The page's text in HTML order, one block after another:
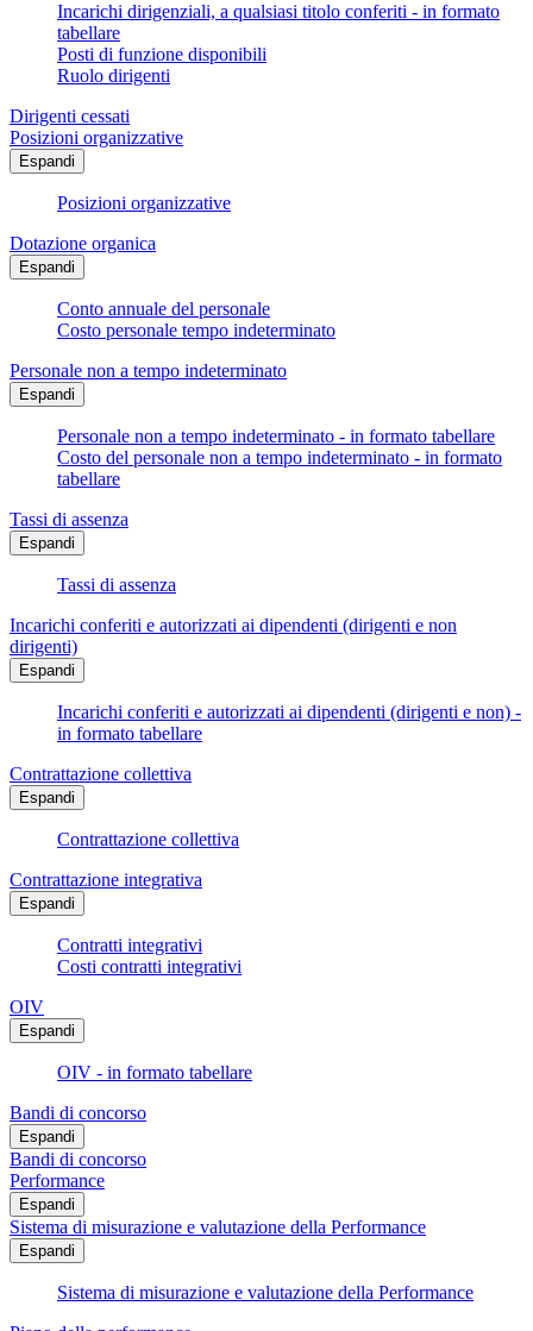
Incarichi dirigenziali, a qualsiasi titolo conferiti - in formato
tabellare
Posti di funzione disponibili
Ruolo dirigenti
Dirigenti cessati
Posizioni organizzative
Espandi
Posizioni organizzative
Dotazione organica
Espandi
Conto annuale del personale
Costo personale tempo indeterminato
Personale non a tempo indeterminato
Espandi
Personale non a tempo indeterminato - in formato tabellare
Costo del personale non a tempo indeterminato - in formato
tabellare
Tassi di assenza
Espandi
Tassi di assenza
Incarichi conferiti e autorizzati ai dipendenti (dirigenti e non
dirigenti)
Espandi
Incarichi conferiti e autorizzati ai dipendenti (dirigenti e non) -
in formato tabellare
Contrattazione collettiva
Espandi
Contrattazione collettiva
Contrattazione integrativa
Espandi
Contratti integrativi
Costi contratti integrativi
OIV
Espandi
OIV - in formato tabellare
Bandi di concorso
Espandi
Bandi di concorso
Performance
Espandi
Sistema di misurazione e valutazione della Performance
Espandi
Sistema di misurazione e valutazione della Performance